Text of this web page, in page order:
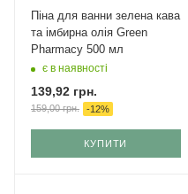
Піна для ванни зелена кава
та імбирна олія Green
Pharmacy 500 мл
є в наявності
139,92 грн.
159,00грн. -12%
КУПИТИ